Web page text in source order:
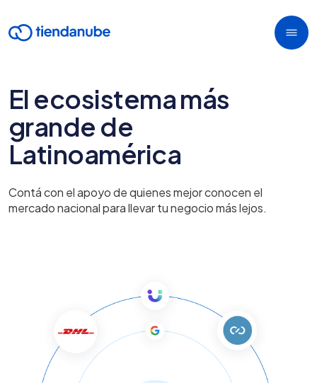
El ecosistema más
grande de
Latinoamérica
Contá con el apoyo de quienes mejor conocen el
mercado nacional para llevar tu negocio más lejos.